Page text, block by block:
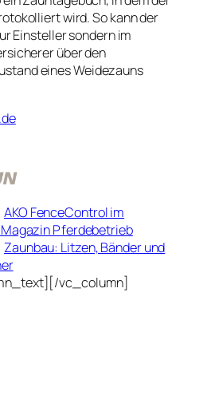
wird. So kann der
Einsteller sondern im
über den
eines Weidezauns
AKO FenceControl im
Pferdebetrieb
Zaunbau: Litzen, Bänder und
vc_column]